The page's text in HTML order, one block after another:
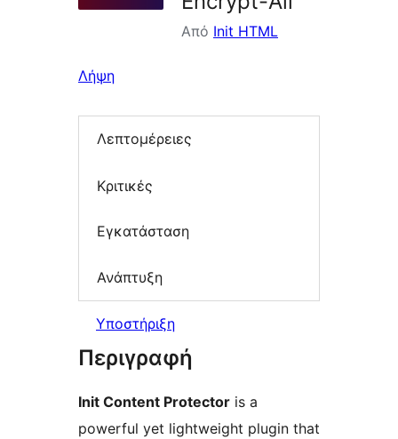
Από Init HTML
Λήψη
Λεπτομέρειες
Κριτικές
Εγκατάσταση
Ανάπτυξη
Υποστήριξη
Περιγραφή
Init Content Protector is a
powerful yet lightweight plugin that